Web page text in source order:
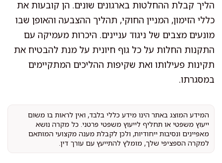
הליך קבלת ההחלטות בארגונים שונים. הן קובעות את
כללי הזימון, המניין החוקי, תהליך ההצבעה והאופן שבו
מונעים מצבים של ניגוד עניינים. היכרות מעמיקה עם
התקנות החלות על כל גוף חיונית על מנת להבטיח את
תקינות פעילותו ואת שקיפות ההליכים המתקיימים
במסגרתו.
המידע המוצג באתר הינו מידע כללי בלבד, ואין לראות בו משום
ייעוץ משפטי או תחליף לייעוץ משפטי פרטני. כל מקרה נושא
מאפיינים ונסיבות ייחודיות, ולכן לקבלת מענה מקצועי המותאם
למקרה הספציפי שלך, מומלץ להתייעץ עם עורך דין.